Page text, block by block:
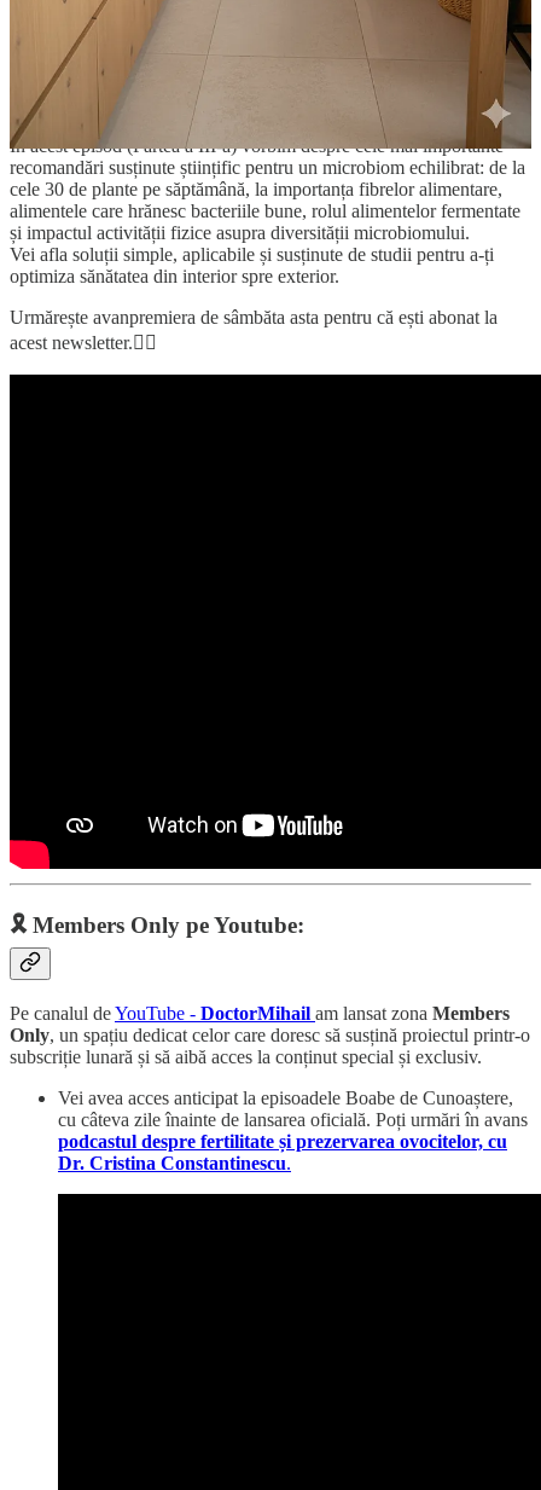
📹 Avanpremieră:
Un microbiom sănătos este esențial pentru energie, imunitate,
digestie, echilibru hormonal și chiar pentru sănătatea mintală.
În acest episod (Partea a III-a) vorbim despre cele mai importante
recomandări susținute științific pentru un microbiom echilibrat: de la
cele 30 de plante pe săptămână, la importanța fibrelor alimentare,
alimentele care hrănesc bacteriile bune, rolul alimentelor fermentate
și impactul activității fizice asupra diversității microbiomului.
Vei afla soluții simple, aplicabile și susținute de studii pentru a-ți
optimiza sănătatea din interior spre exterior.
Urmărește avanpremiera de sâmbăta asta pentru că ești abonat la
acest newsletter.👇🏼
🎗️ Members Only pe Youtube:
Pe canalul deYouTube - DoctorMihail am lansat zona Members
Only, un spațiu dedicat celor care doresc să susțină proiectul printr-o
subscriție lunară și să aibă acces la conținut special și exclusiv.
Vei avea acces anticipat la episoadele Boabe de Cunoaștere,
cu câteva zile înainte de lansarea oficială. Poți urmări în avans
podcastul despre fertilitate și prezervarea ovocitelor, cu
Dr. Cristina Constantinescu.